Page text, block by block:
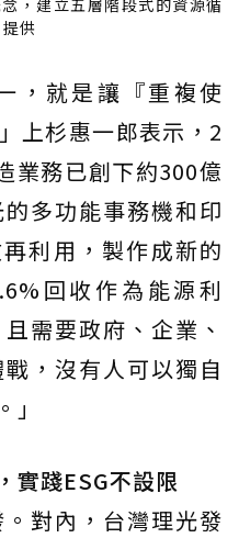
，建立五層階段式的資源循
供
，就是讓『重複使
上杉惠一郎表示，2
業務已創下約300億
多功能事務機和印
利用，製作成新的
回收作為能源利
需要政府、企業、
，沒有人可以獨自
實踐ESG不設限
對內，台灣理光發